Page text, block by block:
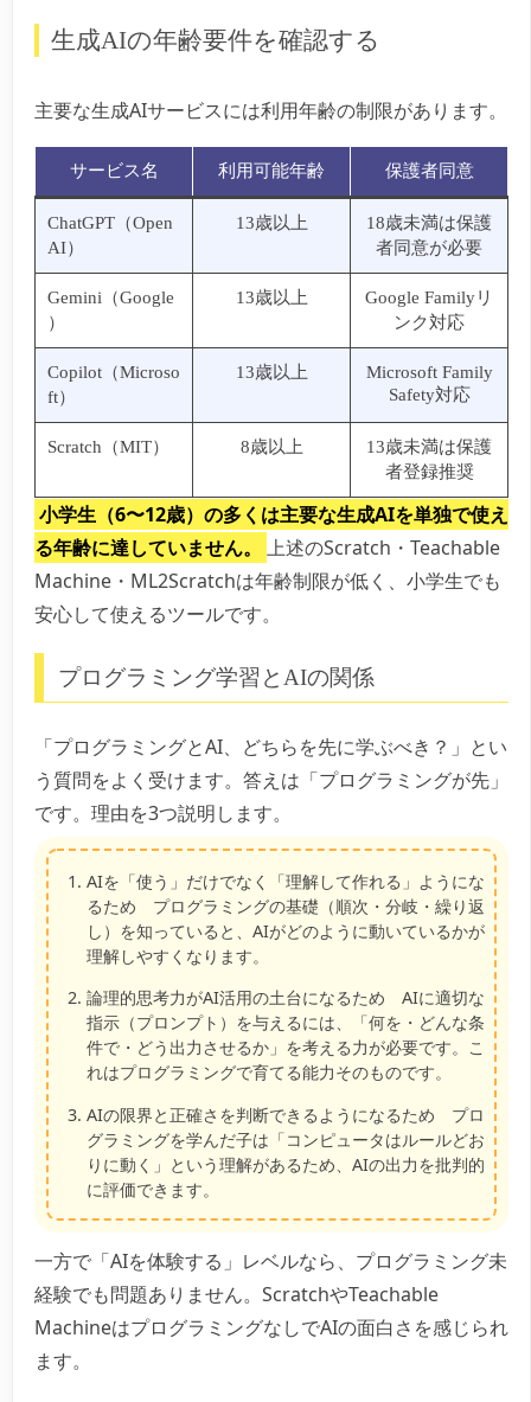
生成AIの年齢要件を確認する
主要な生成AIサービスには利用年齢の制限があります。
サービス名 利用可能年齢 保護者同意
ChatGPT（Open
AI）
13歳以上
18歳未満は保護
者同意が必要
Gemini（Google
）
13歳以上
Google Familyリ
ンク対応
Copilot（Microso
ft）
13歳以上
Microsoft Family
Safety対応
Scratch（MIT） 8歳以上
13歳未満は保護
者登録推奨
小学生（6〜12歳）の多くは主要な生成AIを単独で使え
る年齢に達していません。
上述のScratch・Teachable
Machine・ML2Scratchは年齢制限が低く、小学生でも
安心して使えるツールです。
プログラミング学習とAIの関係
「プログラミングとAI、どちらを先に学ぶべき？」とい
う質問をよく受けます。答えは「プログラミングが先」
です。理由を3つ説明します。
AIを「使う」だけでなく「理解して作れる」ようにな
るため プログラミングの基礎（順次・分岐・繰り返
し）を知っていると、AIがどのように動いているかが
理解しやすくなります。
論理的思考力がAI活用の土台になるため AIに適切な
指示（プロンプト）を与えるには、「何を・どんな条
件で・どう出力させるか」を考える力が必要です。こ
れはプログラミングで育てる能力そのものです。
AIの限界と正確さを判断できるようになるため プロ
グラミングを学んだ子は「コンピュータはルールどお
りに動く」という理解があるため、AIの出力を批判的
に評価できます。
一方で「AIを体験する」レベルなら、プログラミング未
経験でも問題ありません。ScratchやTeachable
MachineはプログラミングなしでAIの面白さを感じられ
ます。